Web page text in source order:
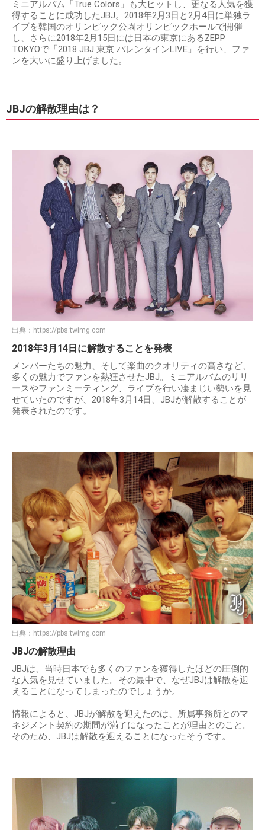
ミニアルバム「True Colors」も大ヒットし、更なる人気を獲
得することに成功したJBJ。2018年2月3日と2月4日に単独ラ
イブを韓国のオリンピック公園オリンピックホールで開催
し、さらに2018年2月15日には日本の東京にあるZEPP
TOKYOで「2018 JBJ 東京 バレンタインLIVE」を行い、ファ
ンを大いに盛り上げました。
JBJの解散理由は？
出典： https://pbs.twimg.com
2018年3月14日に解散することを発表
メンバーたちの魅力、そして楽曲のクオリティの高さなど、
多くの魅力でファンを熱狂させたJBJ。ミニアルバムのリリ
ースやファンミーティング、ライブを行い凄まじい勢いを見
せていたのですが、2018年3月14日、JBJが解散することが
発表されたのです。
出典： https://pbs.twimg.com
JBJの解散理由
JBJは、当時日本でも多くのファンを獲得したほどの圧倒的
な人気を見せていました。その最中で、なぜJBJは解散を迎
えることになってしまったのでしょうか。
情報によると、JBJが解散を迎えたのは、所属事務所とのマ
ネジメント契約の期間が満了になったことが理由とのこと。
そのため、JBJは解散を迎えることになったそうです。